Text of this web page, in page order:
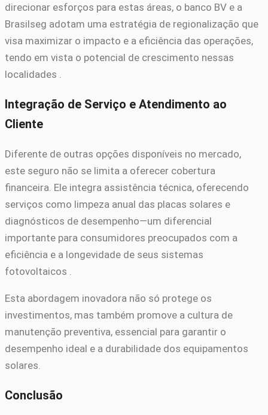
direcionar esforços para estas áreas, o banco BV e a
Brasilseg adotam uma estratégia de regionalização que
visa maximizar o impacto e a eficiência das operações,
tendo em vista o potencial de crescimento nessas
localidades .
Integração de Serviço e Atendimento ao
Cliente
Diferente de outras opções disponíveis no mercado,
este seguro não se limita a oferecer cobertura
financeira. Ele integra assistência técnica, oferecendo
serviços como limpeza anual das placas solares e
diagnósticos de desempenho—um diferencial
importante para consumidores preocupados com a
eficiência e a longevidade de seus sistemas
fotovoltaicos .
Esta abordagem inovadora não só protege os
investimentos, mas também promove a cultura de
manutenção preventiva, essencial para garantir o
desempenho ideal e a durabilidade dos equipamentos
solares.
Conclusão